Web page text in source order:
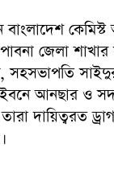
কেমিস্ট
জেলা
আনছার ও
দায়িত্বরত